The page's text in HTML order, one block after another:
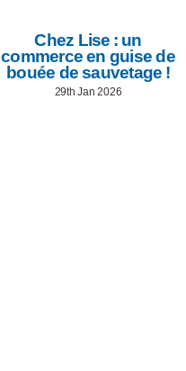
Chez Lise : un
commerce en guise de
bouée de sauvetage !
29th Jan 2026